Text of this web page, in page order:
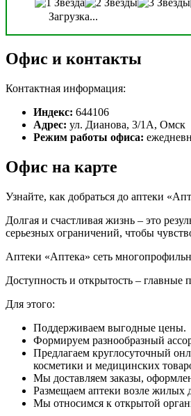
Загрузка...
Офис и контакты
Контактная информация:
Индекс: 644106
Адрес: ул. Дианова, 3/1А, Омск
Режим работы офиса:
Офис на карте
Узнайте, как добраться до аптеки
Долгая и счастливая жизнь – это
серьезных ограничений, чтобы
Аптеки «Аптека» сеть
Доступность и открытость – главные
Для этого:
Поддерживаем выгодные цены.
Формируем разнообразный
Предлагаем круглосуточный
косметики и медицинских
Мы доставляем заказы,
Размещаем аптеки возле жилых
Мы относимся к открытой